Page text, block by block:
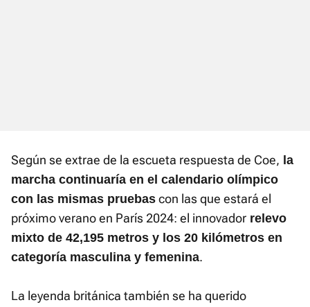
Según se extrae de la escueta respuesta de Coe, la
marcha continuaría en el calendario olímpico
con las mismas pruebas con las que estará el
próximo verano en París 2024: el innovador relevo
mixto de 42,195 metros y los 20 kilómetros en
categoría masculina y femenina.
La leyenda británica también se ha querido